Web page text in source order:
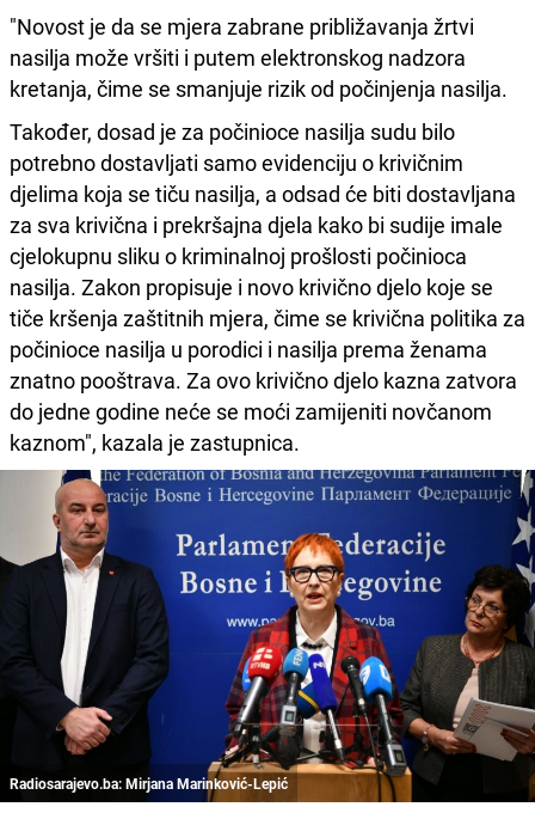
"Novost je da se mjera zabrane približavanja žrtvi
nasilja može vršiti i putem elektronskog nadzora
kretanja, čime se smanjuje rizik od počinjenja nasilja.
Također, dosad je za počinioce nasilja sudu bilo
potrebno dostavljati samo evidenciju o krivičnim
djelima koja se tiču nasilja, a odsad će biti dostavljana
za sva krivična i prekršajna djela kako bi sudije imale
cjelokupnu sliku o kriminalnoj prošlosti počinioca
nasilja. Zakon propisuje i novo krivično djelo koje se
tiče kršenja zaštitnih mjera, čime se krivična politika za
počinioce nasilja u porodici i nasilja prema ženama
znatno pooštrava. Za ovo krivično djelo kazna zatvora
do jedne godine neće se moći zamijeniti novčanom
kaznom", kazala je zastupnica.
Radiosarajevo.ba: Mirjana Marinković-Lepić